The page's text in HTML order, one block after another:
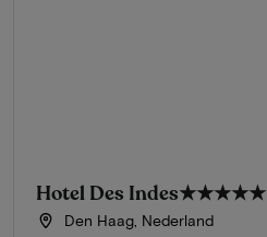
Hotel Des Indes★★★★★
Den Haag, Nederland